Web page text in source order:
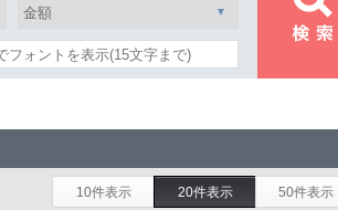
10件表示 20件表示 50件表示